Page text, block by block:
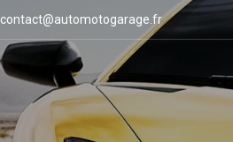
contact@automotogarage.fr